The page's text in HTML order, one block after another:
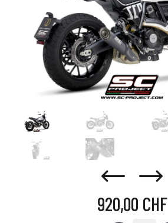
920,00 CHF